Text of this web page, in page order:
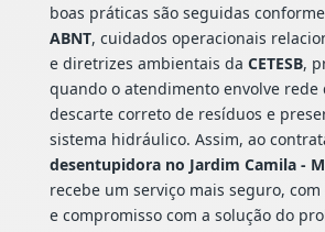
boas práticas são seguidas
ABNT, cuidados operacionais
e diretrizes ambientais da CETESB,
quando o atendimento envolve rede
descarte correto de resíduos e
sistema hidráulico. Assim, ao
desentupidora no Jardim Camila -
recebe um serviço mais seguro,
e compromisso com a solução do